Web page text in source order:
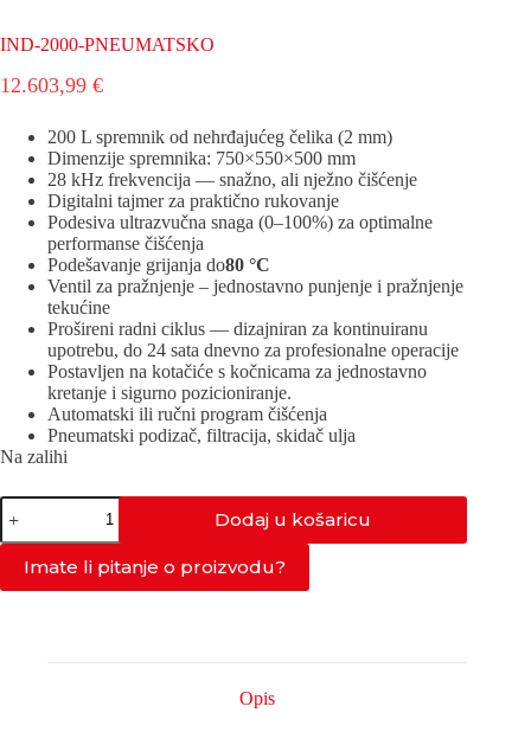
IND-2000-PNEUMATSKO
12.603,99 €
200 L spremnik od nehrđajućeg čelika (2 mm)
Dimenzije spremnika: 750×550×500 mm
28 kHz frekvencija — snažno, ali nježno čišćenje
Digitalni tajmer za praktično rukovanje
Podesiva ultrazvučna snaga (0–100%) za optimalne
performanse čišćenja
Podešavanje grijanja do80 °C
Ventil za pražnjenje – jednostavno punjenje i pražnjenje
tekućine
Prošireni radni ciklus — dizajniran za kontinuiranu
upotrebu, do 24 sata dnevno za profesionalne operacije
Postavljen na kotačiće s kočnicama za jednostavno
kretanje i sigurno pozicioniranje.
Automatski ili ručni program čišćenja
Pneumatski podizač, filtracija, skidač ulja
Na zalihi
IND-
2000-
PNEUMATSKO
količina
Dodaj u košaricu
Imate li pitanje o proizvodu?
Opis